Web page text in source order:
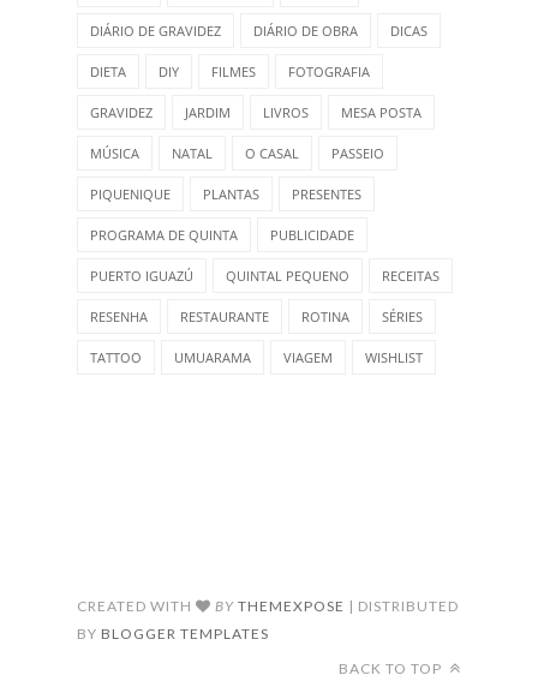
DIÁRIO DE GRAVIDEZ DIÁRIO DE OBRA DICAS
DIETA DIY FILMES FOTOGRAFIA
GRAVIDEZ JARDIM LIVROS MESA POSTA
MÚSICA NATAL O CASAL PASSEIO
PIQUENIQUE PLANTAS PRESENTES
PROGRAMA DE QUINTA PUBLICIDADE
PUERTO IGUAZÚ QUINTAL PEQUENO RECEITAS
RESENHA RESTAURANTE ROTINA SÉRIES
TATTOO UMUARAMA VIAGEM WISHLIST
CREATED WITH BY THEMEXPOSE | DISTRIBUTED
BY BLOGGER TEMPLATES
BACK TO TOP